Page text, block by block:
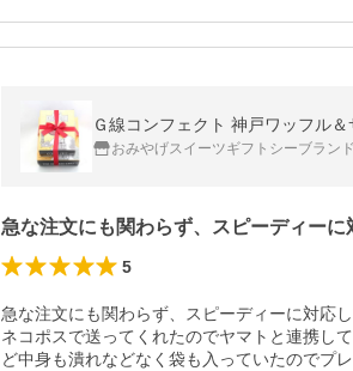
Ｇ線コンフェクト 神戸ワッフル
おみやげスイーツギフトシーブラン
急な注文にも関わらず、スピーディー
5
急な注文にも関わらず、スピーディーに対応
ネコポスで送ってくれたのでヤマトと連携し
ど中身も潰れなどなく袋も入っていたのでプ